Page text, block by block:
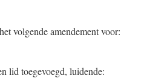
volgende amendement voor:
lid toegevoegd, luidende: